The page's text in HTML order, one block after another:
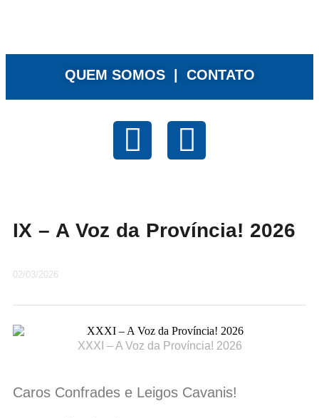
QUEM SOMOS | CONTATO
IX – A Voz da Província! 2026
02/03/2026
XXXI – A Voz da Província! 2026
Caros Confrades e Leigos Cavanis!